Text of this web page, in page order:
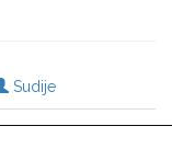
Sudije